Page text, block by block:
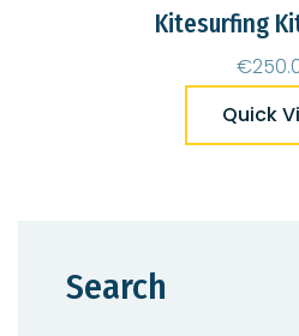
Kitesurfing
€
Quick
Search